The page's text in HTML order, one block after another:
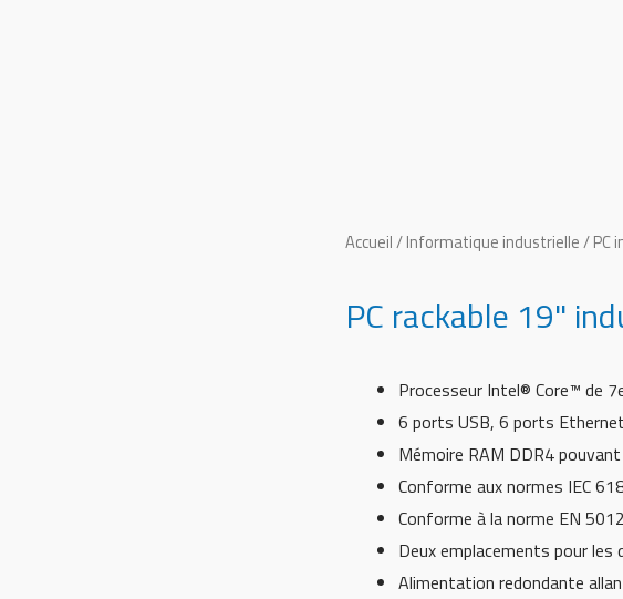
Accueil/Informatique industrielle/PC
PC rackable 19"
Processeur Intel® Core™ de
6 ports USB, 6 ports
Mémoire RAM DDR4
Conforme aux normes IEC
Conforme à la norme EN
Deux emplacements pour les
Alimentation redondante